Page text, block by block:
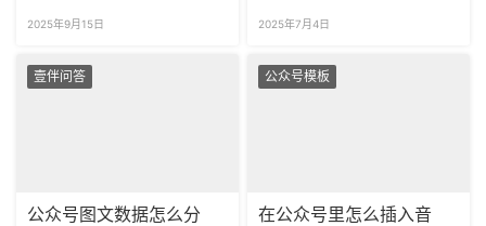
2025年9月15日 2025年7月4日
壹伴问答
公众号图文数据怎么分
公众号模板
在公众号里怎么插入音